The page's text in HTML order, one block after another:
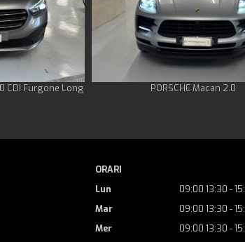
CDI Furgone Long PORSCHE Macan 2.0
ORARI
Lun
09:00 13:30 -
Mar
09:00 13:30 -
Mer
09:00 13:30 -